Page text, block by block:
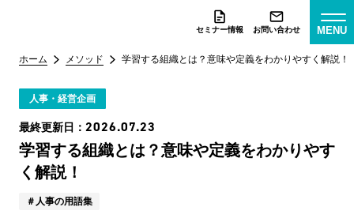
セミナー情報 お問い合わせ MENU
ホーム メソッド 学習する組織とは？意味や定義をわかりやすく解説！
人事・経営企画
最終更新日： 2026.07.23
学習する組織とは？意味や定義をわかりやす
く解説！
人事の用語集